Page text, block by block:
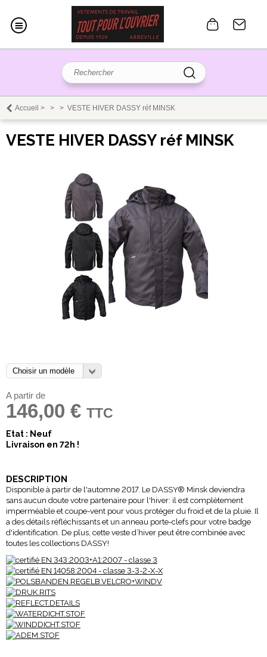
Accueil > > > VESTE HIVER DASSY réf MINSK
VESTE HIVER DASSY réf MINSK
A partir de
146,00 € TTC
Etat : Neuf
Livraison en 72h !
DESCRIPTION
Disponible à partir de l'automne 2017. Le DASSY® Minsk deviendra
sans aucun doute votre partenaire pour l'hiver: il est complètement
imperméable et coupe-vent pour vous protéger du froid et de la pluie. Il
a des détails réfléchissants et un anneau porte-clefs pour votre badge
d'identification. De plus, cette veste d’hiver peut être combinée avec
toutes les collections DASSY!